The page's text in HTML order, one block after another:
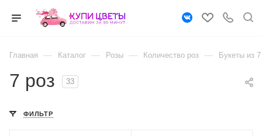
Главная — Каталог — Розы — Количество роз — Букеты из
7 роз 33
ФИЛЬТР